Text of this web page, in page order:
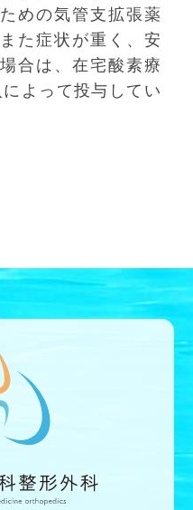
めの気管支拡張薬
た症状が重く、安
合は、在宅酸素療
によって投与してい